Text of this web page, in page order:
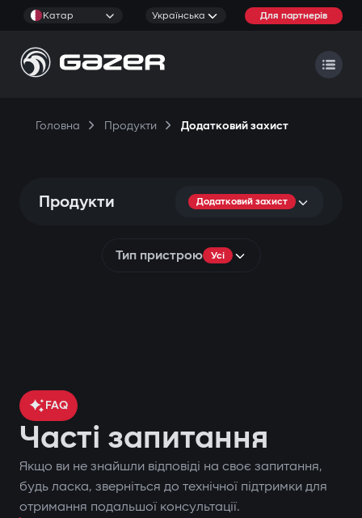
Катар Українська Для партнерів
Головна Продукти Додатковий захист
Продукти Додатковий захист
Тип пристрою Усі
FAQ
Часті запитання
Якщо ви не знайшли відповіді на своє запитання,
будь ласка, зверніться до технічної підтримки для
отримання подальшої консультації.